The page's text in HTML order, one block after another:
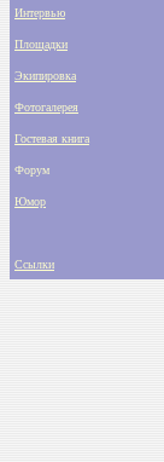
Интервью
Площадки
Экипировка
Фотогалерея
Гостевая книга
Форум
Юмор
Ссылки